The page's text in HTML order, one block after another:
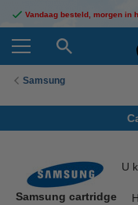
Vandaag besteld, morgen in
Samsung
Samsung cartridge
U